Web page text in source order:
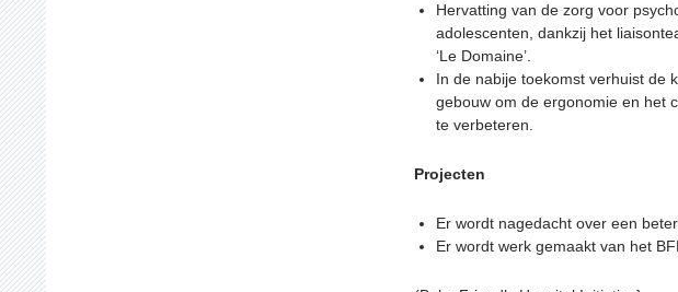
Hervatting van de zorg voor
adolescenten, dankzij het
‘Le Domaine’.
In de nabije toekomst verhuist de
gebouw om de ergonomie en het
te verbeteren.
Projecten
Er wordt nagedacht over een
Er wordt werk gemaakt van het